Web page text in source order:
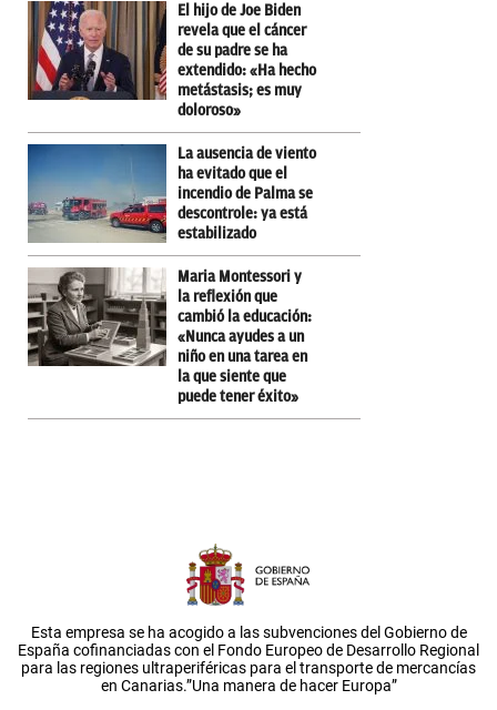
El hijo de Joe Biden
revela que el cáncer
de su padre se ha
extendido: «Ha hecho
metástasis; es muy
doloroso»
La ausencia de viento
ha evitado que el
incendio de Palma se
descontrole: ya está
estabilizado
Maria Montessori y
la reflexión que
cambió la educación:
«Nunca ayudes a un
niño en una tarea en
la que siente que
puede tener éxito»
Esta empresa se ha acogido a las subvenciones del Gobierno de
España cofinanciadas con el Fondo Europeo de Desarrollo Regional
para las regiones ultraperiféricas para el transporte de mercancías
en Canarias.”Una manera de hacer Europa”